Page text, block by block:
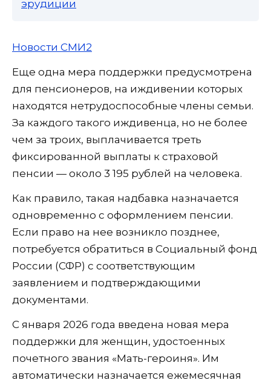
эрудиции
Новости СМИ2
Еще одна мера поддержки предусмотрена
для пенсионеров, на иждивении которых
находятся нетрудоспособные члены семьи.
За каждого такого иждивенца, но не более
чем за троих, выплачивается треть
фиксированной выплаты к страховой
пенсии — около 3 195 рублей на человека.
Как правило, такая надбавка назначается
одновременно с оформлением пенсии.
Если право на нее возникло позднее,
потребуется обратиться в Социальный фонд
России (СФР) с соответствующим
заявлением и подтверждающими
документами.
С января 2026 года введена новая мера
поддержки для женщин, удостоенных
почетного звания «Мать-героиня». Им
автоматически назначается ежемесячная